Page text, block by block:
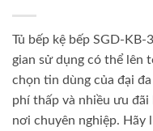
Tủ bếp kệ bếp SGD-
gian sử dụng có thể lên
chọn tin dùng của đại
phí thấp và nhiều ưu
nơi chuyên nghiệp. Hãy